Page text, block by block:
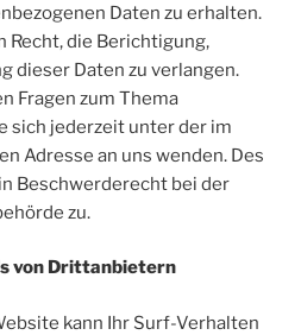
Daten zu erhalten.
Recht, die Berichtigung,
dieser Daten zu verlangen.
Fragen zum Thema
sich jederzeit unter der im
Adresse an uns wenden. Des
Beschwerderecht bei der
zu.
von Drittanbietern
kann Ihr Surf-Verhalten